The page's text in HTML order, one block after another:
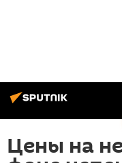
Цены на